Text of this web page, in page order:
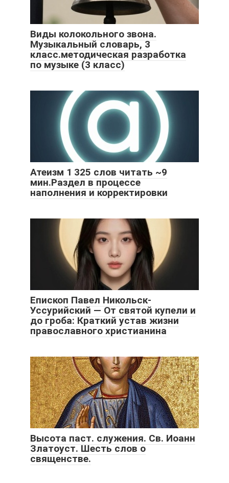
Виды колокольного звона.
Музыкальный словарь, 3
класс.методическая разработка
по музыке (3 класс)
Атеизм 1 325 слов читать ~9
мин.Раздел в процессе
наполнения и корректировки
Епископ Павел Никольск-
Уссурийский — От святой купели и
до гроба: Краткий устав жизни
православного христианина
Высота паст. служения. Св. Иоанн
Златоуст. Шесть слов о
священстве.